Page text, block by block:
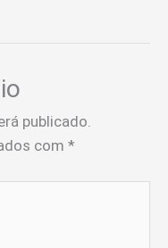
publicado.
com *